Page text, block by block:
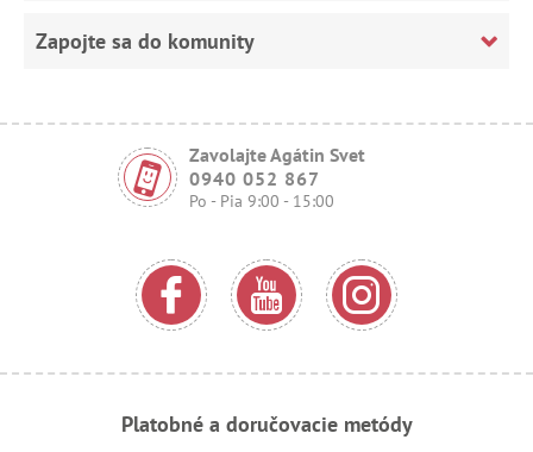
Zapojte sa do komunity
Zavolajte Agátin Svet
0940 052 867
Po - Pia 9:00 - 15:00
Platobné a doručovacie metódy